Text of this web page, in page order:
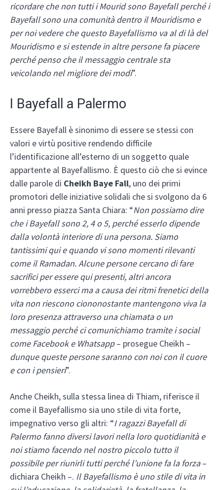
ricordare che non tutti i Mourid sono Bayefall perché i
Bayefall sono una comunità dentro il Mouridismo e
per noi vedere che questo Bayefallismo va al di là del
Mouridismo e si estende in altre persone fa piacere
perché penso che il messaggio centrale sta
veicolando nel migliore dei modi”.
I Bayefall a Palermo
Essere Bayefall è sinonimo di essere se stessi con
valori e virtù positive rendendo difficile
l’identificazione all’esterno di un soggetto quale
appartente al Bayefallismo. È questo ciò che si evince
dalle parole di Cheikh Baye Fall, uno dei primi
promotori delle iniziative solidali che si svolgono da 6
anni presso piazza Santa Chiara: “Non possiamo dire
che i Bayefall sono 2, 4 o 5, perché esserlo dipende
dalla volontà interiore di una persona. Siamo
tantissimi qui e quando vi sono momenti rilevanti
come il Ramadan. Alcune persone cercano di fare
sacrifici per essere qui presenti, altri ancora
vorrebbero esserci ma a causa dei ritmi frenetici della
vita non riescono ciononostante mantengono viva la
loro presenza attraverso una chiamata o un
messaggio perché ci comunichiamo tramite i social
come Facebook e Whatsapp– prosegue Cheikh –
dunque queste persone saranno con noi con il cuore
e con i pensieri”.
Anche Cheikh, sulla stessa linea di Thiam, riferisce il
come il Bayefallismo sia uno stile di vita forte,
impegnativo verso gli altri: “I ragazzi Bayefall di
Palermo fanno diversi lavori nella loro quotidianità e
noi stiamo facendo nel nostro piccolo tutto il
possibile per riunirli tutti perché l’unione fa la forza–
dichiara Cheikh –. Il Bayefallismo è uno stile di vita in